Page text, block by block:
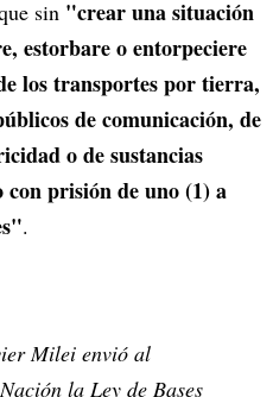
sin "crear una situación
estorbare o entorpeciere
los transportes por tierra,
de comunicación, de
o de sustancias
prisión de uno (1) a
.
Milei envió al
la Ley de Bases